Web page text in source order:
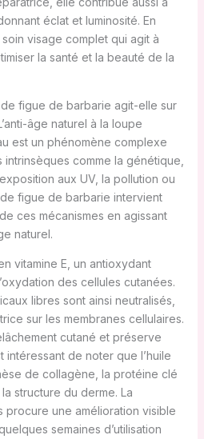
éclat et luminosité. En
visage complet qui agit à
la santé et la beauté de la
figue de barbarie agit-elle sur
âge naturel à la loupe
est un phénomène complexe
comme la génétique,
aux UV, la pollution ou
figue de barbarie intervient
ces mécanismes en agissant
naturel.
vitamine E, un antioxydant
des cellules cutanées.
libres sont ainsi neutralisés,
sur les membranes cellulaires.
cutané et préserve
intéressant de noter que l’huile
de collagène, la protéine clé
structure du derme. La
procure une amélioration visible
semaines d’utilisation